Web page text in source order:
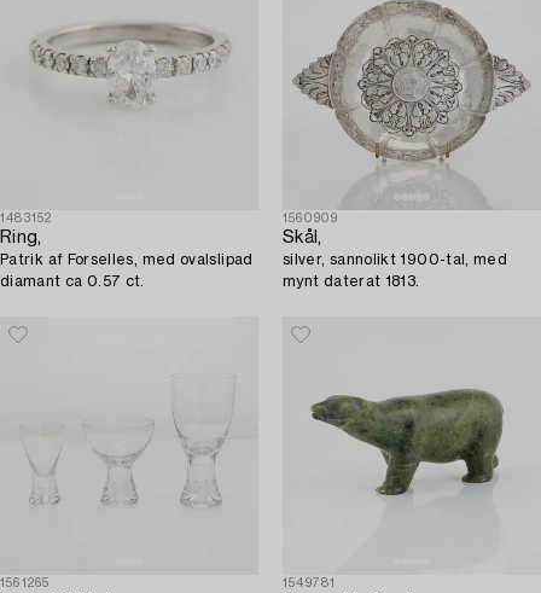
1483152
Ring,
Patrik af Forselles, med ovalslipad
diamant ca 0.57 ct.
1560909
Skål,
silver, sannolikt 1900-tal, med
mynt daterat 1813.
1561265 1549781